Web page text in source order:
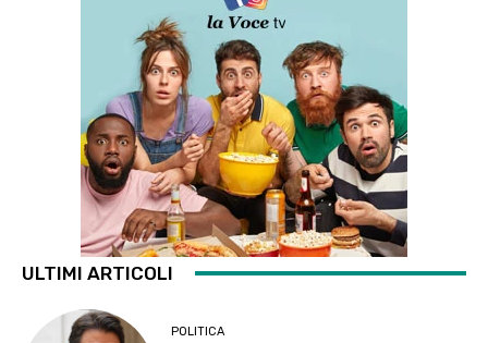
ULTIMI ARTICOLI
POLITICA